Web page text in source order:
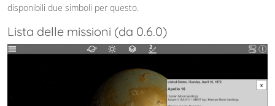
disponibili due simboli per questo.
Lista delle missioni (da 0.6.0)